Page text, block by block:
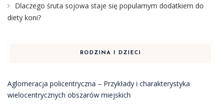
Dlaczego śruta sojowa staje się popularnym dodatkiem do
diety koni?
RODZINA I DZIECI
Aglomeracja policentryczna – Przykłady i charakterystyka
wielocentrycznych obszarów miejskich